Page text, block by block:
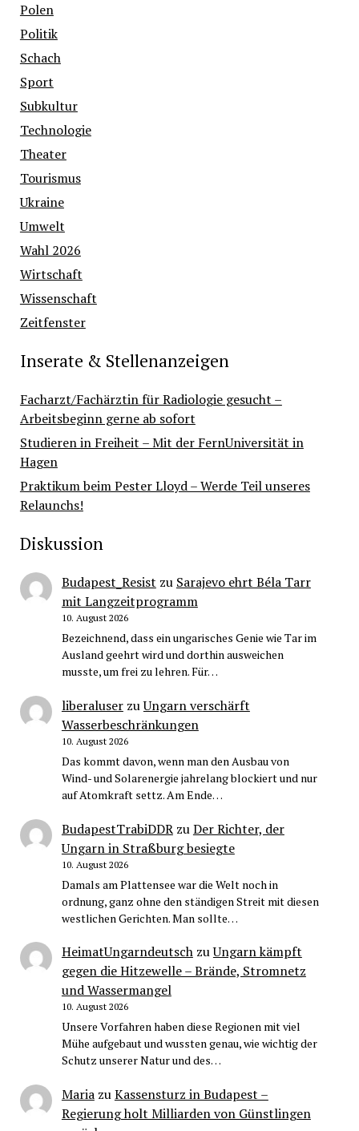
Polen
Politik
Schach
Sport
Subkultur
Technologie
Theater
Tourismus
Ukraine
Umwelt
Wahl 2026
Wirtschaft
Wissenschaft
Zeitfenster
Inserate & Stellenanzeigen
Facharzt/Fachärztin für Radiologie gesucht –
Arbeitsbeginn gerne ab sofort
Studieren in Freiheit – Mit der FernUniversität in
Hagen
Praktikum beim Pester Lloyd – Werde Teil unseres
Relaunchs!
Diskussion
Budapest_Resist zu Sarajevo ehrt Béla Tarr
mit Langzeitprogramm
10. August 2026
Bezeichnend, dass ein ungarisches Genie wie Tar im
Ausland geehrt wird und dorthin ausweichen
musste, um frei zu lehren. Für…
liberaluserzuUngarn verschärft
Wasserbeschränkungen
10. August 2026
Das kommt davon, wenn man den Ausbau von
Wind- und Solarenergie jahrelang blockiert und nur
auf Atomkraft settz. Am Ende…
BudapestTrabiDDRzuDer Richter, der
Ungarn in Straßburg besiegte
10. August 2026
Damals am Plattensee war die Welt noch in
ordnung, ganz ohne den ständigen Streit mit diesen
westlichen Gerichten. Man sollte…
HeimatUngarndeutschzuUngarn kämpft
gegen die Hitzewelle – Brände, Stromnetz
und Wassermangel
10. August 2026
Unsere Vorfahren haben diese Regionen mit viel
Mühe aufgebaut und wussten genau, wie wichtig der
Schutz unserer Natur und des…
MariazuKassensturz in Budapest –
Regierung holt Milliarden von Günstlingen